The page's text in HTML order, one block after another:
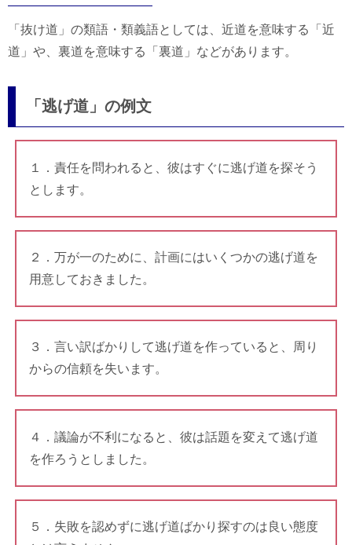
「抜け道」の類語・類義語としては、近道を意味する「近
道」や、裏道を意味する「裏道」などがあります。
「逃げ道」の例文
１．責任を問われると、彼はすぐに逃げ道を探そう
とします。
２．万が一のために、計画にはいくつかの逃げ道を
用意しておきました。
３．言い訳ばかりして逃げ道を作っていると、周り
からの信頼を失います。
４．議論が不利になると、彼は話題を変えて逃げ道
を作ろうとしました。
５．失敗を認めずに逃げ道ばかり探すのは良い態度